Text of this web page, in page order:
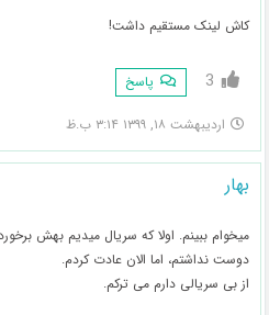
کاش لینک مستقیم داشت!
3 پاسخ
اردیبهشت ۱۸, ۱۳۹۹ ۳:۱۴ ب.ظ
بهار
میخوام ببینم. اولا که سریال میدیم بهش
دوست نداشتم، اما الان عادت کردم.
از بی سریالی دارم می ترکم.